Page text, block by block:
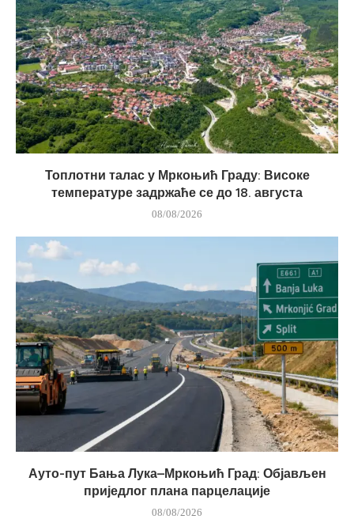
Топлотни талас у Мркоњић Граду: Високе
температуре задржаће се до 18. августа
08/08/2026
Ауто-пут Бања Лука–Мркоњић Град: Објављен
приједлог плана парцелације
08/08/2026